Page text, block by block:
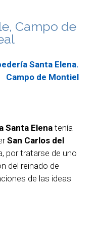
Campo de
Santa Elena.
Campo de Montiel
Santa Elena tenía
San Carlos del
por tratarse de uno
del reinado de
de las ideas